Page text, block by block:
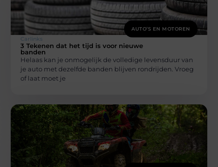
AUTO’S EN MOTOREN
Carlinks
3 Tekenen dat het tijd is voor nieuwe
banden
Helaas kan je onmogelijk de volledige levensduur van
je auto met dezelfde banden blijven rondrijden. Vroeg
of laat moet je